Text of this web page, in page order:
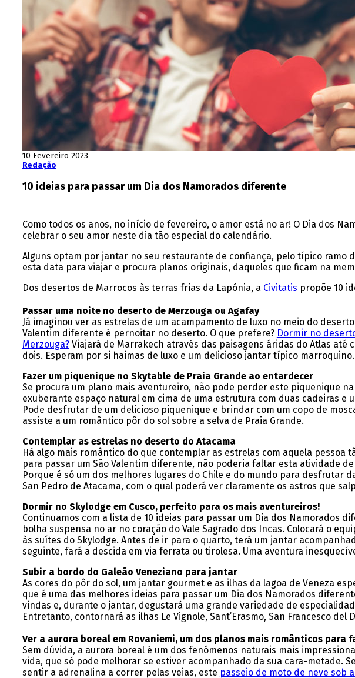
10 Fevereiro 2023
Redação
10 ideias para passar um Dia dos Namorados diferente
Como todos os anos, no início de fevereiro, o amor está no ar! O Dia dos
celebrar o seu amor neste dia tão especial do calendário.
Alguns optam por jantar no seu restaurante de confiança, pelo típico ramo
esta data para viajar e procura planos originais, daqueles que ficam na
Dos desertos de Marrocos às terras frias da Lapónia, a Civitatis propõe 10
Passar uma noite no deserto de Merzouga ou Agafay
Já imaginou ver as estrelas de um acampamento de luxo no meio do
Valentim diferente é pernoitar no deserto. O que prefere? Dormir no
Merzouga?Viajará de Marrakech através das paisagens áridas do Atlas
dois. Esperam por si haimas de luxo e um delicioso jantar típico marroquino.
Fazer um piquenique no Skytable de Praia Grande ao entardecer
Se procura um plano mais aventureiro, não pode perder este piquenique na
exuberante espaço natural em cima de uma estrutura com duas cadeiras
Pode desfrutar de um delicioso piquenique e brindar com um copo de
assiste a um romântico pôr do sol sobre a selva de Praia Grande.
Contemplar as estrelas no deserto do Atacama
Há algo mais romântico do que contemplar as estrelas com aquela pessoa
para passar um São Valentim diferente, não poderia faltar esta atividade de
Porque é só um dos melhores lugares do Chile e do mundo para desfrutar
San Pedro de Atacama, com o qual poderá ver claramente os astros que
Dormir no Skylodge em Cusco, perfeito para os mais aventureiros!
Continuamos com a lista de 10 ideias para passar um Dia dos Namorados
bolha suspensa no ar no coração do Vale Sagrado dos Incas. Colocará o
às suítes do Skylodge. Antes de ir para o quarto, terá um jantar
seguinte, fará a descida em via ferrata ou tirolesa. Uma aventura
Subir a bordo do Galeão Veneziano para jantar
As cores do pôr do sol, um jantar gourmet e as ilhas da lagoa de Veneza
que é uma das melhores ideias para passar um Dia dos Namorados
vindas e, durante o jantar, degustará uma grande variedade de
Entretanto, contornará as ilhas Le Vignole, Sant’Erasmo, San Francesco del
Ver a aurora boreal em Rovaniemi, um dos planos mais românticos para
Sem dúvida, a aurora boreal é um dos fenómenos naturais mais
vida, que só pode melhorar se estiver acompanhado da sua cara-metade.
sentir a adrenalina a correr pelas veias, este passeio de moto de neve sob